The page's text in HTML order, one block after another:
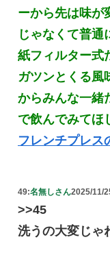
ーから先は味が
じゃなくて普通
紙フィルター式
ガツンとくる風
からみんな一緒
で飲んでみてほ
フレンチプレス
49:名無しさん2025/11/
>>45
洗うの大変じゃ